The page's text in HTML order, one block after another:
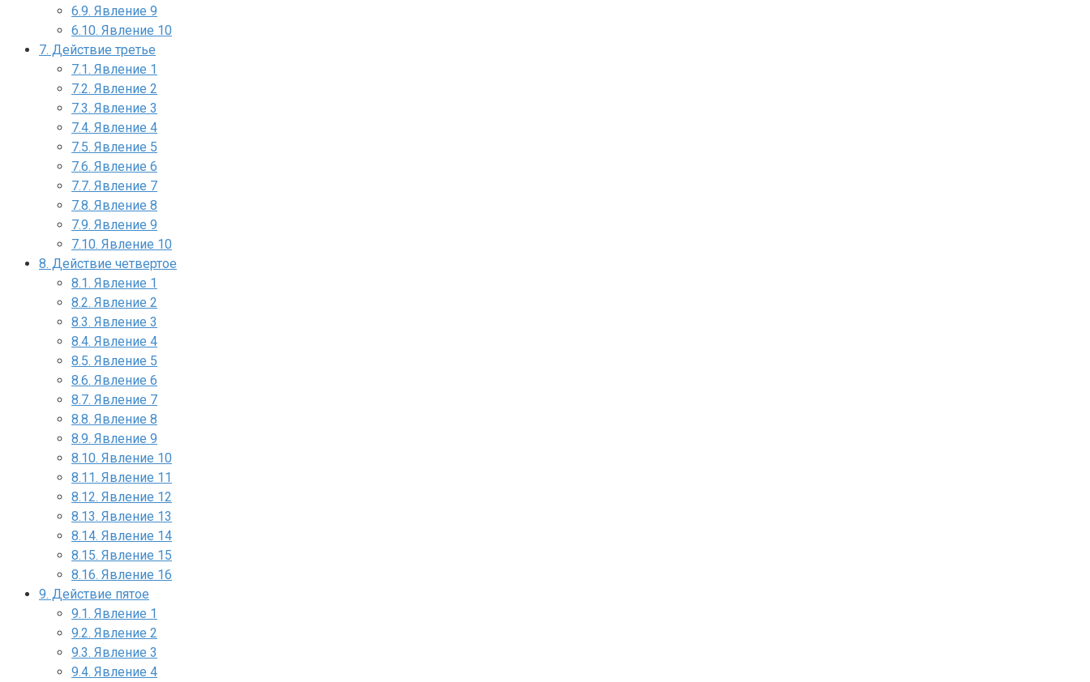
6.9. Явление 9
6.10. Явление 10
7. Действие третье
7.1. Явление 1
7.2. Явление 2
7.3. Явление 3
7.4. Явление 4
7.5. Явление 5
7.6. Явление 6
7.7. Явление 7
7.8. Явление 8
7.9. Явление 9
7.10. Явление 10
8. Действие четвертое
8.1. Явление 1
8.2. Явление 2
8.3. Явление 3
8.4. Явление 4
8.5. Явление 5
8.6. Явление 6
8.7. Явление 7
8.8. Явление 8
8.9. Явление 9
8.10. Явление 10
8.11. Явление 11
8.12. Явление 12
8.13. Явление 13
8.14. Явление 14
8.15. Явление 15
8.16. Явление 16
9. Действие пятое
9.1. Явление 1
9.2. Явление 2
9.3. Явление 3
9.4. Явление 4